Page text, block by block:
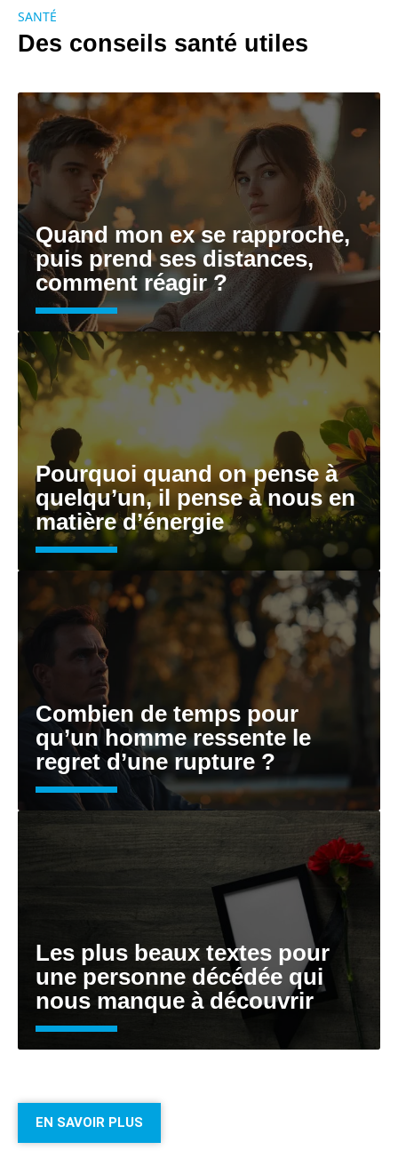
SANTÉ
Des conseils santé utiles
Quand mon ex se rapproche,
puis prend ses distances,
comment réagir ?
Pourquoi quand on pense à
quelqu’un, il pense à nous en
matière d’énergie
Combien de temps pour
qu’un homme ressente le
regret d’une rupture ?
Les plus beaux textes pour
une personne décédée qui
nous manque à découvrir
EN SAVOIR PLUS